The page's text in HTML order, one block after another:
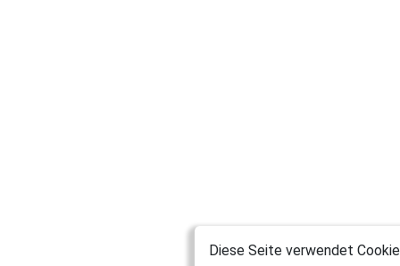
Diese Seite verwendet